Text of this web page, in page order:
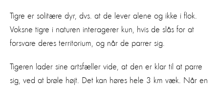
Tigre er solitære dyr, dvs. at de lever alene og ikke i flok.
Voksne tigre i naturen interagerer kun, hvis de slås for at
forsvare deres territorium, og når de parrer sig.
Tigeren lader sine artsfæller vide, at den er klar til at parre
sig, ved at brøle højt. Det kan høres hele 3 km væk. Når en